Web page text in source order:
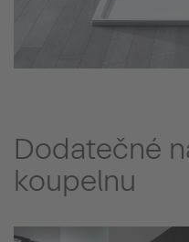
Dodatečné
koupelnu